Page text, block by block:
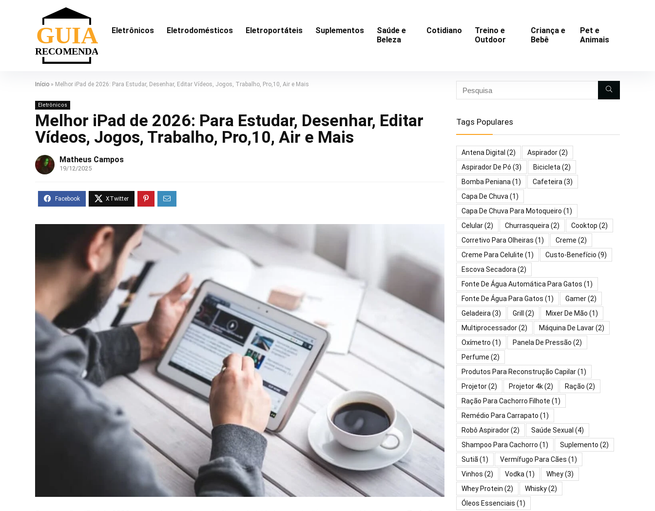
Eletrônicos Eletrodomésticos Eletroportáteis Suplementos
Saúde e
Beleza
Cotidiano
Treino e
Outdoor
Criança e
Bebê
Pet e
Animais
Início » Melhor iPad de 2026: Para Estudar, Desenhar, Editar Vídeos, Jogos, Trabalho, Pro,10, Air e Mais
Eletrônicos
Melhor iPad de 2026: Para Estudar, Desenhar, Editar
Vídeos, Jogos, Trabalho, Pro,10, Air e Mais
Matheus Campos
19/12/2025
Tags Populares
Antena Digital (2) Aspirador(2)
Aspirador De Pó (3) Bicicleta (2)
Bomba Peniana (1) Cafeteira (3)
Capa De Chuva (1)
Capa De Chuva Para Motoqueiro (1)
Celular(2) Churrasqueira (2) Cooktop (2)
Corretivo Para Olheiras (1) Creme (2)
Creme Para Celulite (1) Custo-Benefício (9)
Escova Secadora (2)
Fonte De Água Automática Para Gatos (1)
Fonte De Água Para Gatos (1) Gamer(2)
Geladeira (3) Grill (2) Mixer De Mão (1)
Multiprocessador(2) Máquina De Lavar(2)
Oxímetro (1) Panela De Pressão (2)
Perfume (2)
Produtos Para Reconstrução Capilar(1)
Projetor(2) Projetor 4k(2) Ração (2)
Ração Para Cachorro Filhote (1)
Remédio Para Carrapato (1)
Robô Aspirador(2) Saúde Sexual (4)
Shampoo Para Cachorro (1) Suplemento (2)
Sutiã (1) Vermífugo Para Cães (1)
Vinhos (2) Vodka (1) Whey(3)
Whey Protein (2) Whisky(2)
Óleos Essenciais (1)